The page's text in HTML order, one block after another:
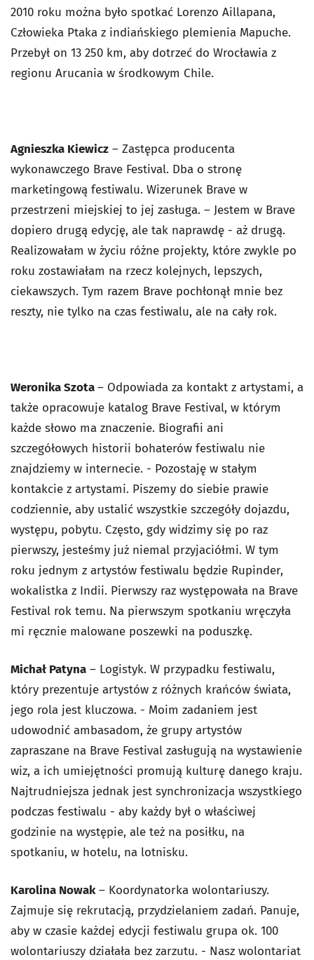
2010 roku można było spotkać Lorenzo Aillapana,
Człowieka Ptaka z indiańskiego plemienia Mapuche.
Przebył on 13 250 km, aby dotrzeć do Wrocławia z
regionu Arucania w środkowym Chile.
Agnieszka Kiewicz – Zastępca producenta
wykonawczego Brave Festival. Dba o stronę
marketingową festiwalu. Wizerunek Brave w
przestrzeni miejskiej to jej zasługa. – Jestem w Brave
dopiero drugą edycję, ale tak naprawdę - aż drugą.
Realizowałam w życiu różne projekty, które zwykle po
roku zostawiałam na rzecz kolejnych, lepszych,
ciekawszych. Tym razem Brave pochłonął mnie bez
reszty, nie tylko na czas festiwalu, ale na cały rok.
Weronika Szota– Odpowiada za kontakt z artystami, a
także opracowuje katalog Brave Festival, w którym
każde słowo ma znaczenie. Biografii ani
szczegółowych historii bohaterów festiwalu nie
znajdziemy w internecie. - Pozostaję w stałym
kontakcie z artystami. Piszemy do siebie prawie
codziennie, aby ustalić wszystkie szczegóły dojazdu,
występu, pobytu. Często, gdy widzimy się po raz
pierwszy, jesteśmy już niemal przyjaciółmi. W tym
roku jednym z artystów festiwalu będzie Rupinder,
wokalistka z Indii. Pierwszy raz występowała na Brave
Festival rok temu. Na pierwszym spotkaniu wręczyła
mi ręcznie malowane poszewki na poduszkę.
Michał Patyna – Logistyk. W przypadku festiwalu,
który prezentuje artystów z różnych krańców świata,
jego rola jest kluczowa. - Moim zadaniem jest
udowodnić ambasadom, że grupy artystów
zapraszane na Brave Festival zasługują na wystawienie
wiz, a ich umiejętności promują kulturę danego kraju.
Najtrudniejsza jednak jest synchronizacja wszystkiego
podczas festiwalu - aby każdy był o właściwej
godzinie na występie, ale też na posiłku, na
spotkaniu, w hotelu, na lotnisku.
Karolina Nowak– Koordynatorka wolontariuszy.
Zajmuje się rekrutacją, przydzielaniem zadań. Panuje,
aby w czasie każdej edycji festiwalu grupa ok. 100
wolontariuszy działała bez zarzutu. - Nasz wolontariat